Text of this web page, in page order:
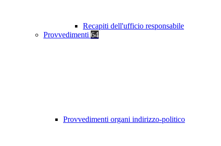
Recapiti dell'ufficio responsabile
Provvedimenti 64
Provvedimenti organi indirizzo-politico